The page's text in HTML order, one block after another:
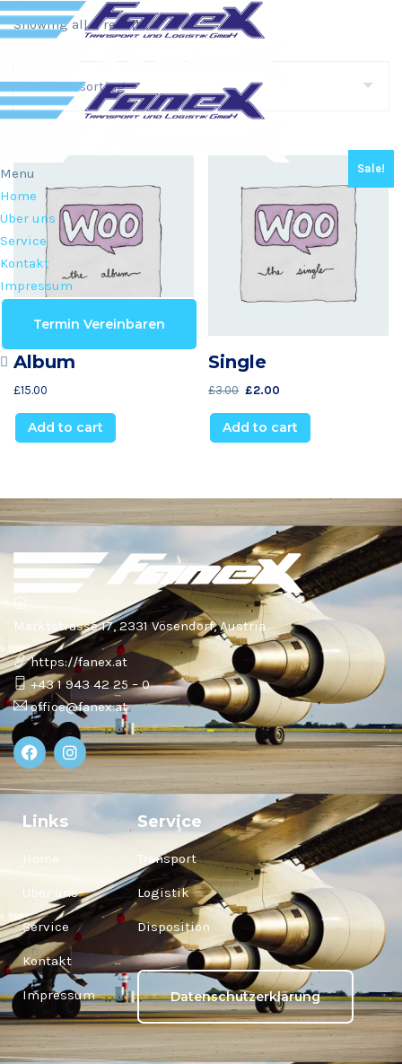
Menu
Home
Über uns
Service
Kontakt
Impressum
Termin Vereinbaren
Showing all 2 results
Album
£15.00
Add to cart
Sale!
Single
£3.00 £2.00
Add to cart
Marktstrasse 17, 2331 Vösendorf, Austria
https://fanex.at
+43 1 943 42 25 – 0
office@fanex.at
Links
Home
Über uns
Service
Kontakt
Impressum
Service
Transport
Logistik
Disposition
Datenschutzerklärung